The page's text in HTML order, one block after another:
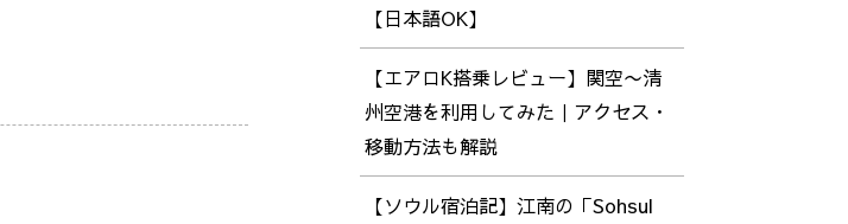
【日本語OK】
【エアロK搭乗レビュー】関空〜清
州空港を利用してみた｜アクセス・
移動方法も解説
【ソウル宿泊記】江南の「Sohsul